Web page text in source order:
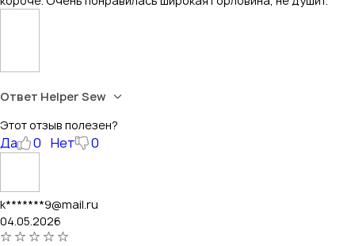
Ответ Helper Sew
Этот отзыв полезен?
Да 0 Нет 0
k*******9@mail.ru
04.05.2026